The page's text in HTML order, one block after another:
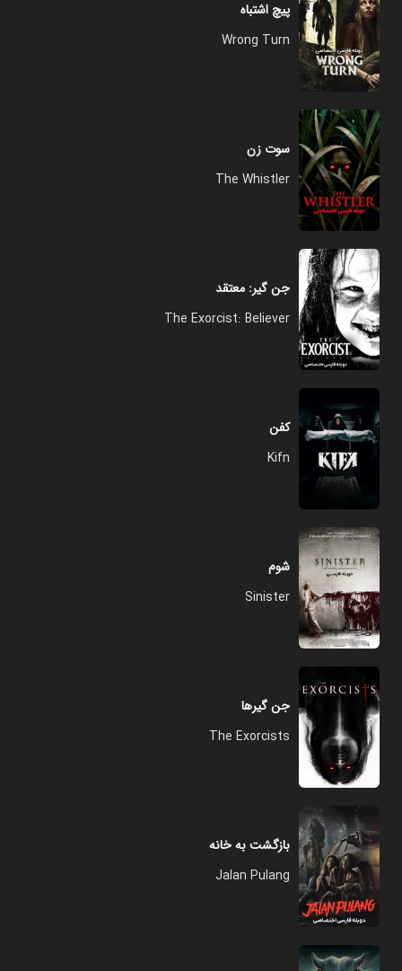
پیچ اشتباه
Wrong Turn
سوت زن
The Whistler
جن گیر: معتقد
The Exorcist: Believer
کفن
Kifn
شوم
Sinister
جن گیرها
The Exorcists
بازگشت به خانه
Jalan Pulang